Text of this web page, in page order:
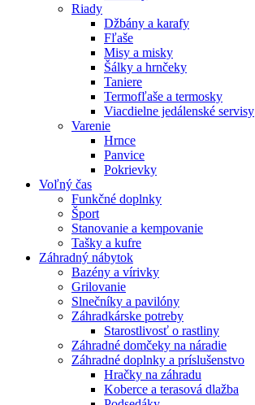
Riady
Džbány a karafy
Fľaše
Misy a misky
Šálky a hrnčeky
Taniere
Termofľaše a termosky
Viacdielne jedálenské servisy
Varenie
Hrnce
Panvice
Pokrievky
Voľný čas
Funkčné doplnky
Šport
Stanovanie a kempovanie
Tašky a kufre
Záhradný nábytok
Bazény a vírivky
Grilovanie
Slnečníky a pavilóny
Záhradkárske potreby
Starostlivosť o rastliny
Záhradné domčeky na náradie
Záhradné doplnky a príslušenstvo
Hračky na záhradu
Koberce a terasová dlažba